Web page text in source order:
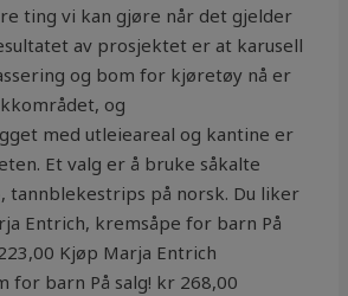
ting vi kan gjøre når det gjelder
av prosjektet er at karusell
og bom for kjøretøy nå er
og
med utleieareal og kantine er
Et valg er å bruke såkalte
tannblekestrips på norsk. Du liker
Entrich, kremsåpe for barn På
Kjøp Marja Entrich
for barn På salg! kr 268,00